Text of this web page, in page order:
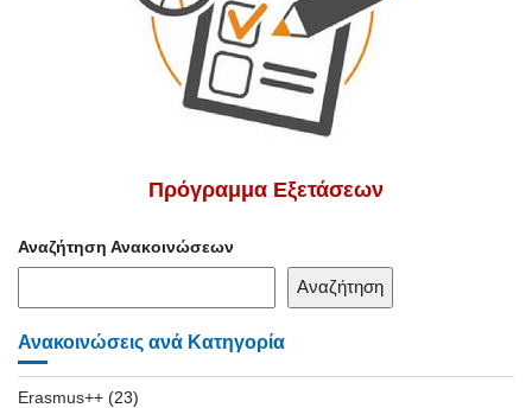
Πρόγραμμα Εξετάσεων
Αναζήτηση Ανακοινώσεων
Αναζήτηση
Ανακοινώσεις ανά Κατηγορία
Erasmus++ (23)